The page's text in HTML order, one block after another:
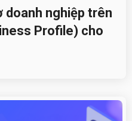
doanh nghiệp trên
Profile) cho